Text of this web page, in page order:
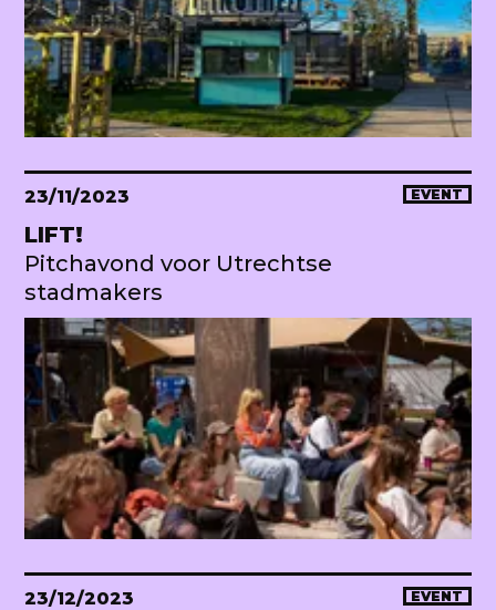
23/11/2023 EVENT
LIFT!
Pitchavond voor Utrechtse
stadmakers
23/12/2023 EVENT